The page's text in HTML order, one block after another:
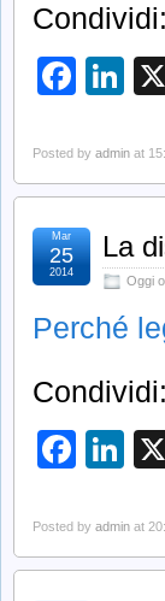
Condividi:
Posted by admin at
La
Oggi
Mar
25
2014
Perché
Condividi:
Posted by admin at